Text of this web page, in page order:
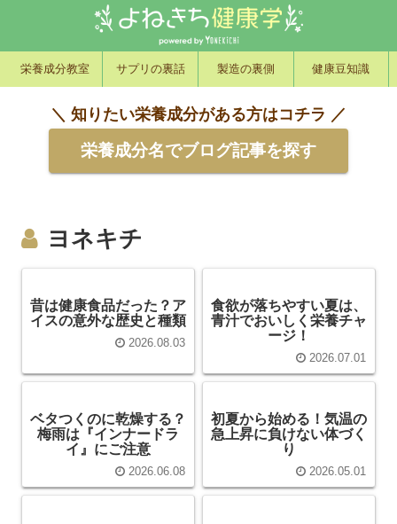
栄養成分教室 サプリの裏話 製造の裏側 健康豆知識
＼ 知りたい栄養成分がある方はコチラ ／
栄養成分名でブログ記事を探す
ヨネキチ
昔は健康食品だった？ア
イスの意外な歴史と種類
2026.08.03
食欲が落ちやすい夏は、
青汁でおいしく栄養チャ
ージ！
2026.07.01
ベタつくのに乾燥する？
梅雨は『インナードラ
イ』にご注意
2026.06.08
初夏から始める！気温の
急上昇に負けない体づく
り
2026.05.01